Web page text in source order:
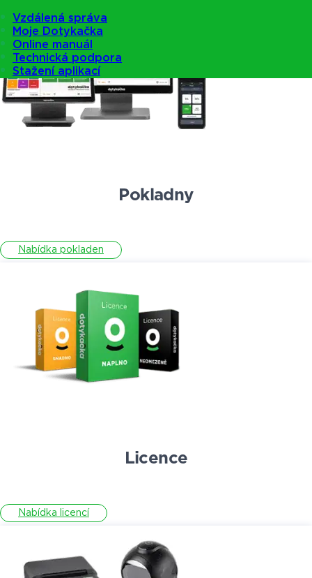
Vzdálená správa
Moje Dotykačka
Online manuál
Technická podpora
Stažení aplikací
Pokladny
Nabídka pokladen
Licence
Nabídka licencí